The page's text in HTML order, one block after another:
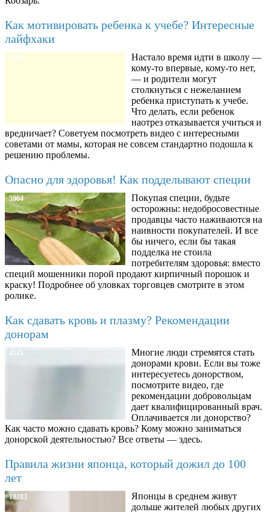
Как мотивировать ребенка к учебе? Интересные
лайфхаки
8780
Настало время идти в школу —
кому-то впервые, кому-то нет,
— и родители могут
столкнуться с нежеланием
ребенка приступать к учебе.
Что делать, если ребенок
наотрез отказывается учиться и
вредничает? Советуем посмотреть видео с интересными
советами от мамы, которая не совсем стандартно подошла к
решению проблемы.
Опасно для здоровья! Как подделывают специи
5904
Покупая специи, будьте
осторожны: недобросовестные
продавцы часто наживаются на
наивности покупателей. И все
бы ничего, если бы такая
подделка не стоила
потребителям здоровья: вместо
специй мошенники порой продают кирпичный порошок и
краску! Подробнее об уловках торговцев смотрите в этом
ролике.
Как сдавать кровь и плазму? Рекомендации
донорам
4143
Многие люди стремятся стать
донорами крови. Если вы тоже
интересуетесь донорством,
посмотрите видео, где
рекомендации добровольцам
дает квалифицированный врач.
Оплачивается ли донорство?
Как часто можно сдавать кровь? Кому можно заниматься
донорской деятельностью? Все ответы — здесь.
Правила жизни японца, который дожил до 100
лет
10283
Японцы в среднем живут
дольше жителей любых других